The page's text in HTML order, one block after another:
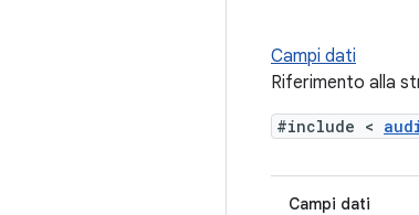
Campi dati
Riferimento alla
#include <
Campi dati